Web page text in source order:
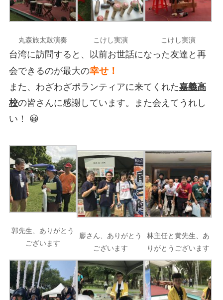
丸森旅太鼓演奏 こけし実演 こけし実演
台湾に訪問すると、以前お世話になった友達と再
会できるのが最大の幸せ！
また、わざわざポランティアに来てくれた嘉義高
校の皆さんに感謝しています。また会えてうれし
い！ 😀
郭先生、ありがとう
ございます
廖さん、ありがとう
ございます
林主任と黄先生、あ
りがとうございます